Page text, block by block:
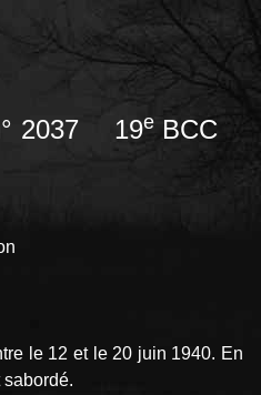
2037 19eBCC
le 12 et le 20 juin 1940. En